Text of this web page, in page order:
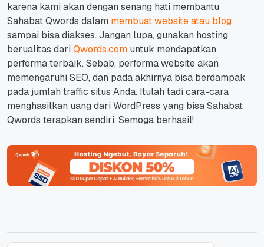
karena kami akan dengan senang hati membantu
Sahabat Qwords dalam membuatwebsiteatau blog
sampai bisa diakses. Jangan lupa, gunakan hosting
berualitas dari Qwords.com untuk mendapatkan
performa terbaik. Sebab, performawebsiteakan
memengaruhi SEO, dan pada akhirnya bisa berdampak
pada jumlah traffic situs Anda. Itulah tadi cara-cara
menghasilkan uang dari WordPress yang bisa Sahabat
Qwords terapkan sendiri. Semoga berhasil!